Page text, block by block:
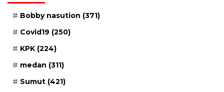
Bobby nasution (371)
Covid19 (250)
KPK (224)
medan (311)
Sumut (421)